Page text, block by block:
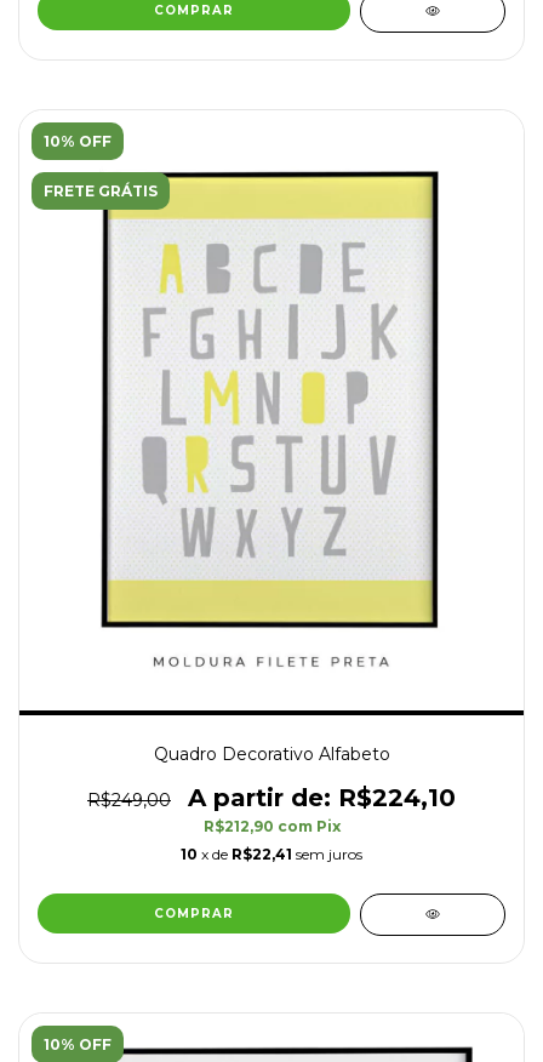
COMPRAR
10% OFF
FRETE GRÁTIS
Quadro Decorativo Alfabeto
R$249,00 R$224,10
R$212,90 com Pix
10 x de R$22,41 sem juros
COMPRAR
10% OFF